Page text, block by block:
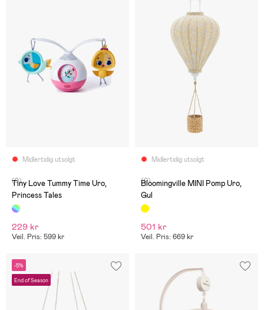
Midlertidig utsolgt
(9)
Tiny Love Tummy Time Uro,
Princess Tales
229 kr
Veil. Pris: 599 kr
Midlertidig utsolgt
(0)
Bloomingville MINI Pomp Uro,
Gul
501 kr
Veil. Pris: 669 kr
-5%
End of Season